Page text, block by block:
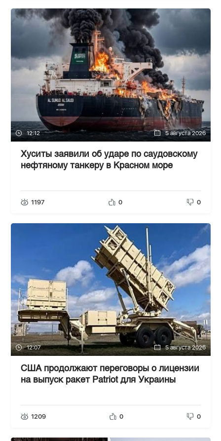
12:12 5 августа 2026
Хуситы заявили об ударе по саудовскому
нефтяному танкеру в Красном море
1197 0 0
12:07 5 августа 2026
США продолжают переговоры о лицензии
на выпуск ракет Patriot для Украины
1209 0 0